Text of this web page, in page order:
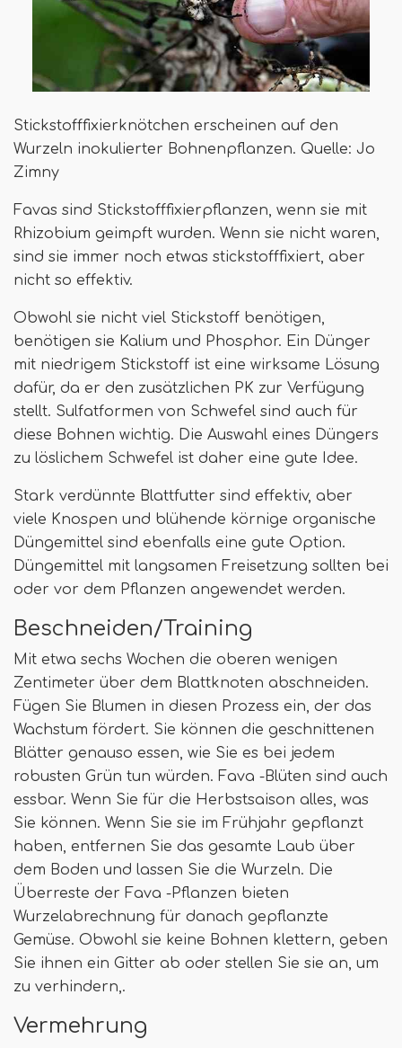
Stickstofffixierknötchen erscheinen auf den
Wurzeln inokulierter Bohnenpflanzen. Quelle: Jo
Zimny
Favas sind Stickstofffixierpflanzen, wenn sie mit
Rhizobium geimpft wurden. Wenn sie nicht waren,
sind sie immer noch etwas stickstofffixiert, aber
nicht so effektiv.
Obwohl sie nicht viel Stickstoff benötigen,
benötigen sie Kalium und Phosphor. Ein Dünger
mit niedrigem Stickstoff ist eine wirksame Lösung
dafür, da er den zusätzlichen PK zur Verfügung
stellt. Sulfatformen von Schwefel sind auch für
diese Bohnen wichtig. Die Auswahl eines Düngers
zu löslichem Schwefel ist daher eine gute Idee.
Stark verdünnte Blattfutter sind effektiv, aber
viele Knospen und blühende körnige organische
Düngemittel sind ebenfalls eine gute Option.
Düngemittel mit langsamen Freisetzung sollten bei
oder vor dem Pflanzen angewendet werden.
Beschneiden/Training
Mit etwa sechs Wochen die oberen wenigen
Zentimeter über dem Blattknoten abschneiden.
Fügen Sie Blumen in diesen Prozess ein, der das
Wachstum fördert. Sie können die geschnittenen
Blätter genauso essen, wie Sie es bei jedem
robusten Grün tun würden. Fava -Blüten sind auch
essbar. Wenn Sie für die Herbstsaison alles, was
Sie können. Wenn Sie sie im Frühjahr gepflanzt
haben, entfernen Sie das gesamte Laub über
dem Boden und lassen Sie die Wurzeln. Die
Überreste der Fava -Pflanzen bieten
Wurzelabrechnung für danach gepflanzte
Gemüse. Obwohl sie keine Bohnen klettern, geben
Sie ihnen ein Gitter ab oder stellen Sie sie an, um
zu verhindern,.
Vermehrung